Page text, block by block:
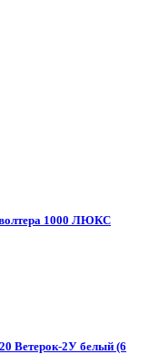
волтера 1000 ЛЮКС
Ветерок-2У белый (6